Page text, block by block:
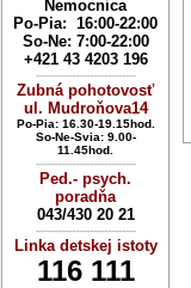
Nemocnica
Po-Pia: 16:00-22:00
So-Ne: 7:00-22:00
+421 43 4203 196
----------------------------
Zubná pohotovosť
ul. Mudroňova14
Po-Pia: 16.30-19.15hod.
So-Ne-Svia: 9.00-
11.45hod.
----------------------------
Ped.- psych.
poradňa
043/430 20 21
----------------------------
Linka detskej istoty
116 111